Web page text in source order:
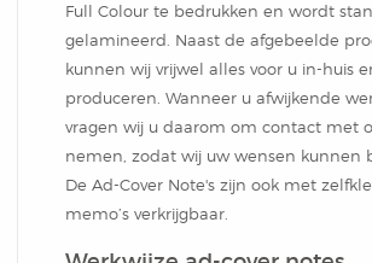
Full Colour te bedrukken en wordt
gelamineerd. Naast de afgebeelde
kunnen wij vrijwel alles voor u in-huis
produceren. Wanneer u afwijkende
vragen wij u daarom om contact met
nemen, zodat wij uw wensen kunnen
De Ad-Cover Note's zijn ook met
memo’s verkrijgbaar.